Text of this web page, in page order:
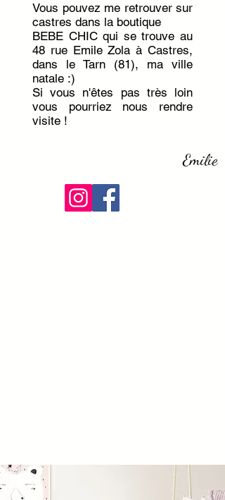
Vous pouvez me retrouver sur
castres dans la boutique
BEBE CHIC qui se trouve au
48 rue Emile Zola à Castres,
dans le Tarn (81), ma ville
natale :)
Si vous n'êtes pas très loin
vous pourriez nous rendre
visite !
Emilie